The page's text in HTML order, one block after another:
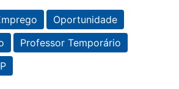
Oportunidade
Professor Temporário